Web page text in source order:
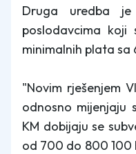
Druga uredba
poslodavcima
minimalnih plata sa
"Novim rješenjem
odnosno
KM dobijaju se
od 700 do 800 100